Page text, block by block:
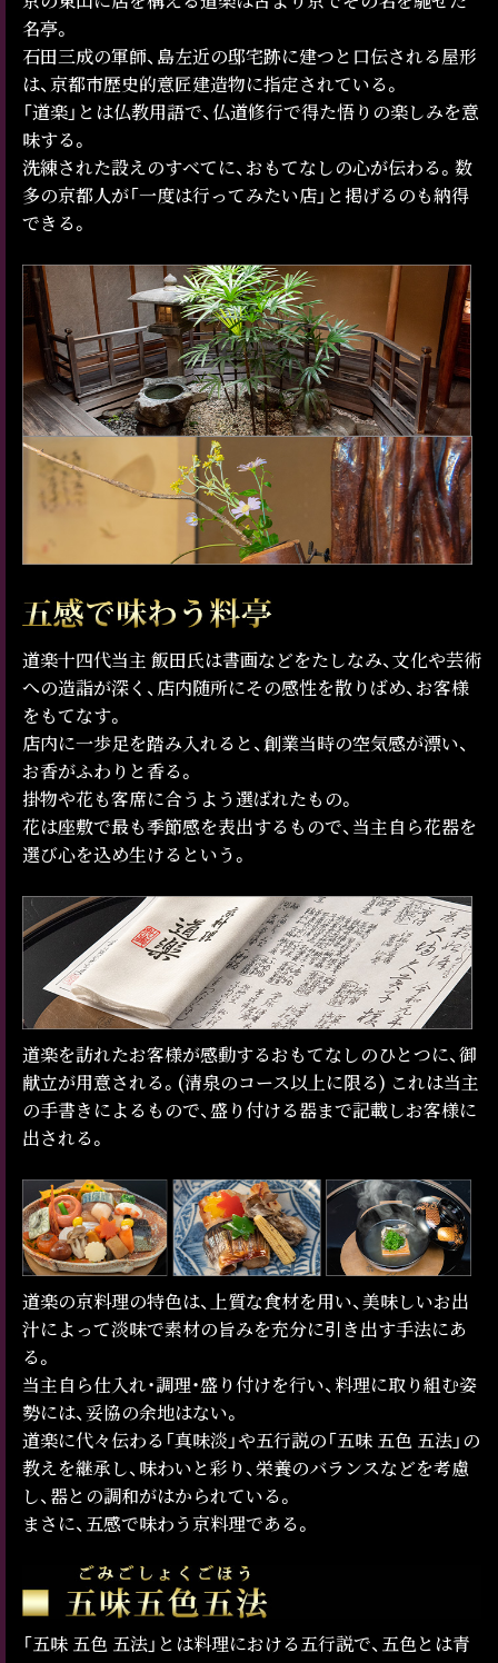
名亭。
石田三成の軍師、島左近の邸宅跡に建つと口伝される屋形
は、京都市歴史的意匠建造物に指定されている。
「道楽」とは仏教用語で、仏道修行で得た悟りの楽しみを意
味する。
洗練された設えのすべてに、おもてなしの心が伝わる。数
多の京都人が「一度は行ってみたい店」と掲げるのも納得
できる。
道楽十四代当主 飯田氏は書画などをたしなみ、文化や芸術
への造詣が深く、店内随所にその感性を散りばめ、お客様
をもてなす。
店内に一歩足を踏み入れると、創業当時の空気感が漂い、
お香がふわりと香る。
掛物や花も客席に合うよう選ばれたもの。
花は座敷で最も季節感を表出するもので、当主自ら花器を
選び心を込め生けるという。
道楽を訪れたお客様が感動するおもてなしのひとつに、御
献立が用意される。(清泉のコース以上に限る) これは当主
の手書きによるもので、盛り付ける器まで記載しお客様に
出される。
道楽の京料理の特色は、上質な食材を用い、美味しいお出
汁によって淡味で素材の旨みを充分に引き出す手法にあ
る。
当主自ら仕入れ・調理・盛り付けを行い、料理に取り組む姿
勢には、妥協の余地はない。
道楽に代々伝わる「真味淡」や五行説の「五味 五色 五法」の
教えを継承し、味わいと彩り、栄養のバランスなどを考慮
し、器との調和がはかられている。
まさに、五感で味わう京料理である。
「五味 五色 五法」とは料理における五行説で、五色とは青